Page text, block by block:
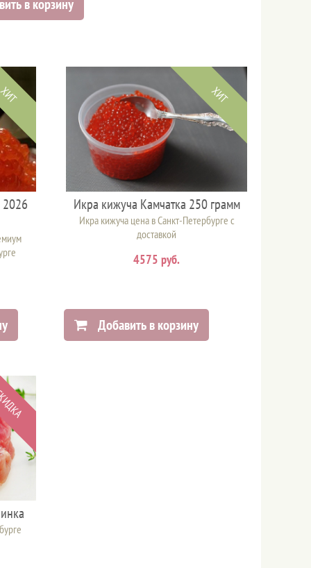
в корзину
2026
ХИТ
Икра кижуча Камчатка 250 грамм
Икра кижуча цена в Санкт-Петербурге с
доставкой
4575 руб.
Добавить в корзину